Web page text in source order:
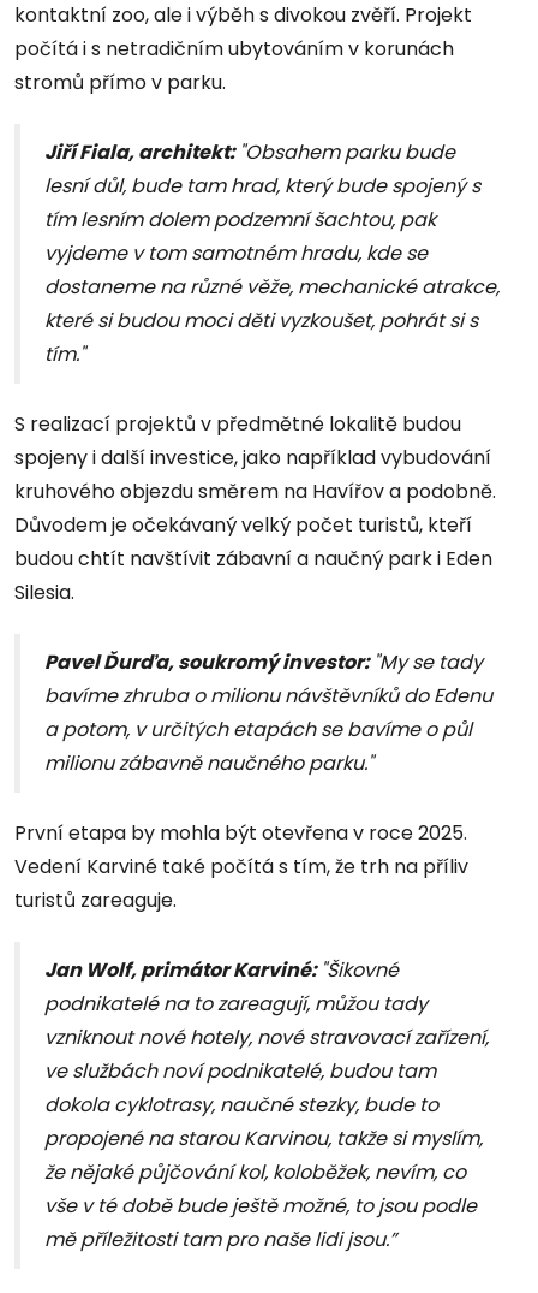
kontaktní zoo, ale i výběh s divokou zvěří. Projekt
počítá i s netradičním ubytováním v korunách
stromů přímo v parku.
Jiří Fiala, architekt: "Obsahem parku bude
lesní důl, bude tam hrad, který bude spojený s
tím lesním dolem podzemní šachtou, pak
vyjdeme v tom samotném hradu, kde se
dostaneme na různé věže, mechanické atrakce,
které si budou moci děti vyzkoušet, pohrát si s
tím."
S realizací projektů v předmětné lokalitě budou
spojeny i další investice, jako například vybudování
kruhového objezdu směrem na Havířov a podobně.
Důvodem je očekávaný velký počet turistů, kteří
budou chtít navštívit zábavní a naučný park i Eden
Silesia.
Pavel Ďurďa, soukromý investor: "My se tady
bavíme zhruba o milionu návštěvníků do Edenu
a potom, v určitých etapách se bavíme o půl
milionu zábavně naučného parku."
První etapa by mohla být otevřena v roce 2025.
Vedení Karviné také počítá s tím, že trh na příliv
turistů zareaguje.
Jan Wolf, primátor Karviné: "Šikovné
podnikatelé na to zareagují, můžou tady
vzniknout nové hotely, nové stravovací zařízení,
ve službách noví podnikatelé, budou tam
dokola cyklotrasy, naučné stezky, bude to
propojené na starou Karvinou, takže si myslím,
že nějaké půjčování kol, koloběžek, nevím, co
vše v té době bude ještě možné, to jsou podle
mě příležitosti tam pro naše lidi jsou.”